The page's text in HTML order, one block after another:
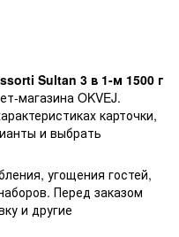
Sultan 3 в 1-м 1500 г
магазина OKVEJ.
карточки,
и выбрать
угощения гостей,
Перед заказом
и другие